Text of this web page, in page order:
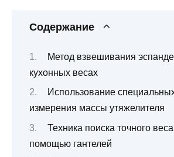
Содержание
Метод взвешивания
кухонных весах
Использование
измерения массы утяжелителя
Техника поиска точного
помощью гантелей